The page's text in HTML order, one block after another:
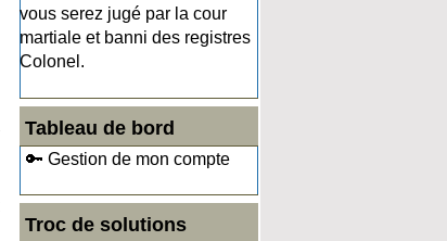
vous serez jugé par la cour
martiale et banni des registres
Colonel.
Tableau de bord
🔑 Gestion de mon compte
Troc de solutions